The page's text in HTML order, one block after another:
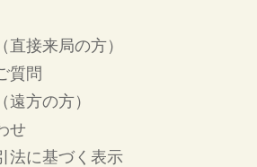
直接来局の方）
質問
遠方の方）
せ
法に基づく表示